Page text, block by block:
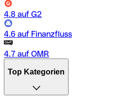
4.8 auf G2
4.6 auf Finanzfluss
4.7 auf OMR
Top Kategorien